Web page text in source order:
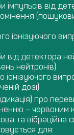
імпульсів від
іонізуючого
від детектора
нейтронів)
дозі)
про
– червоним
та вібраційна
для: